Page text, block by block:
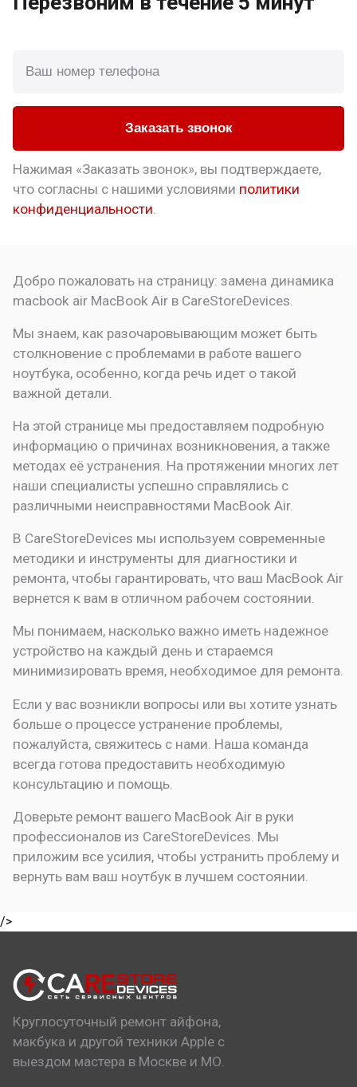
Заказать звонок
Нажимая «Заказать звонок», вы подтверждаете,
что согласны с нашими условиями политики
конфиденциальности
Добро пожаловать на страницу:замена динамика
macbook air MacBook Air в CareStoreDevices.
Мы знаем, как разочаровывающим может быть
столкновение с проблемами в работе вашего
ноутбука, особенно, когда речь идет о такой
важной детали.
На этой странице мы предоставляем подробную
информацию о причинах возникновения, а также
методах её устранения. На протяжении многих лет
наши специалисты успешно справлялись с
различными неисправностями MacBook Air.
В CareStoreDevices мы используем современные
методики и инструменты для диагностики и
ремонта, чтобы гарантировать, что ваш MacBook Air
вернется к вам в отличном рабочем состоянии.
Мы понимаем, насколько важно иметь надежное
устройство на каждый день и стараемся
минимизировать время, необходимое для ремонта.
Если у вас возникли вопросы или вы хотите узнать
больше о процессе устранение проблемы,
пожалуйста, свяжитесь с нами. Наша команда
всегда готова предоставить необходимую
консультацию и помощь.
Доверьте ремонт вашего MacBook Air в руки
профессионалов из CareStoreDevices. Мы
приложим все усилия, чтобы устранить проблему и
вернуть вам ваш ноутбук в лучшем состоянии.
/>
Круглосуточный ремонт айфона,
макбука и другой техники Apple с
выездом мастера в Москве и МО.